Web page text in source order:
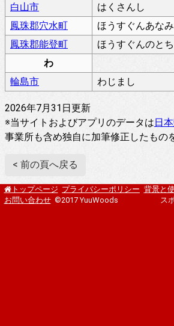
白山市
はくさんし
鳳珠郡穴水町
ほうすぐんあな
鳳珠郡能登町
ほうすぐんのと
わ
輪島市
わじまし
2026年7月31日更新
※当サイトおよびアプリのデータは日
事業所も含め独自に加筆修正したもの
< 前の頁へ戻る
トップページ プライバシーポリシー 背景と
お問い合わせ ©2017 YuuWoods ス